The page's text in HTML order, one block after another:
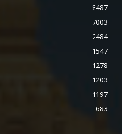
8487
7003
2484
1547
1278
1203
1197
683